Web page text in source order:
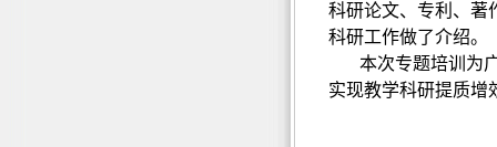
科研论文、专利、著
科研工作做了介绍。
本次专题培训为
实现教学科研提质增